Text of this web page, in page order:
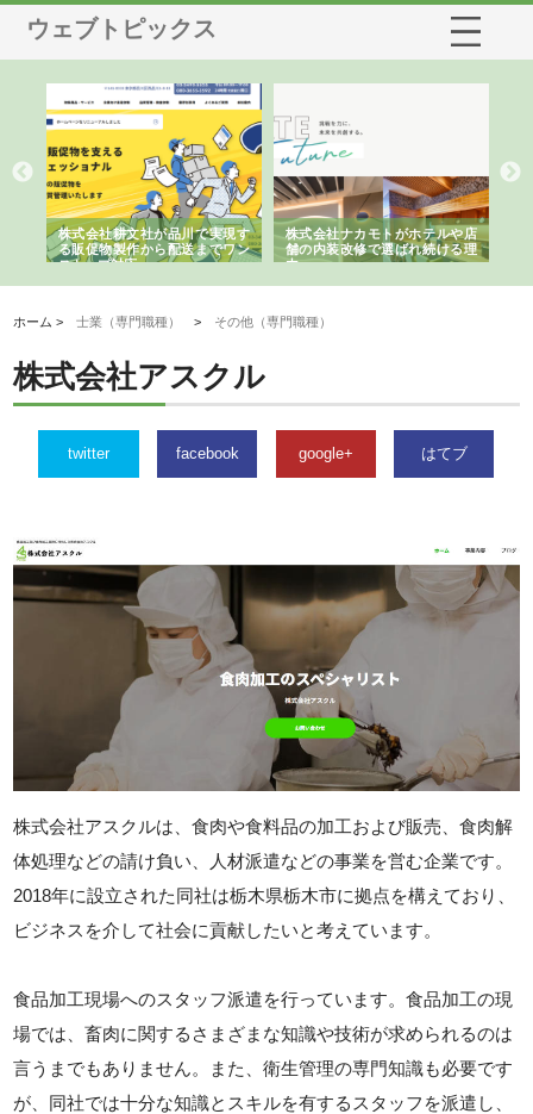
ウェブトピックス
株式会社耕文社が品川で実現す
る販促物製作から配送までワン
ストップ対応
株式会社ナカモトがホテルや店
舗の内装改修で選ばれ続ける理
由
ホーム >士業（専門職種） > その他（専門職種）
株式会社アスクル
twitter facebook google+ はてブ
株式会社アスクルは、食肉や食料品の加工および販売、食肉解
体処理などの請け負い、人材派遣などの事業を営む企業です。
2018年に設立された同社は栃木県栃木市に拠点を構えており、
ビジネスを介して社会に貢献したいと考えています。
食品加工現場へのスタッフ派遣を行っています。食品加工の現
場では、畜肉に関するさまざまな知識や技術が求められるのは
言うまでもありません。また、衛生管理の専門知識も必要です
が、同社では十分な知識とスキルを有するスタッフを派遣し、